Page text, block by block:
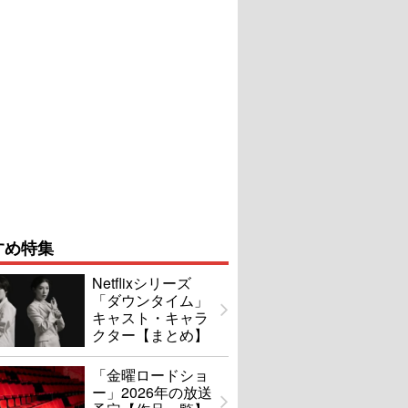
特集
Netflixシリーズ
「ダウンタイム」
キャスト・キャラ
クター【まとめ】
「金曜ロードショ
ー」2026年の放送